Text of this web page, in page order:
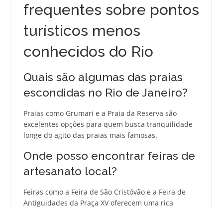
frequentes sobre pontos
turísticos menos
conhecidos do Rio
Quais são algumas das praias
escondidas no Rio de Janeiro?
Praias como Grumari e a Praia da Reserva são
excelentes opções para quem busca tranquilidade
longe do agito das praias mais famosas.
Onde posso encontrar feiras de
artesanato local?
Feiras como a Feira de São Cristóvão e a Feira de
Antiguidades da Praça XV oferecem uma rica